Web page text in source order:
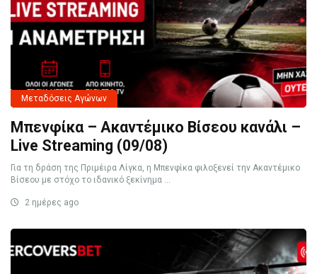
Μεταδόσεις Αγώνων
Μπενφίκα – Ακαντέμικο Βίσεου κανάλι –
Live Streaming (09/08)
Για τη δράση της Πριμέιρα Λίγκα, η Μπενφίκα φιλοξενεί την Ακαντέμικο
Βίσεου με στόχο το ιδανικό ξεκίνημα ...
2 ημέρες ago